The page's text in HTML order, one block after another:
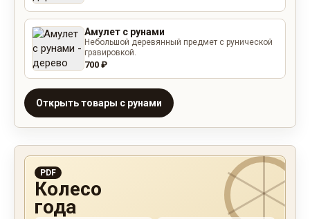
Амулет с рунами
Небольшой деревянный предмет с рунической
гравировкой.
700 ₽
Открыть товары с рунами
PDF
Колесо
года